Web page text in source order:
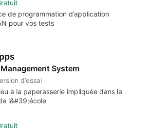
de programmation d’application
pour vos tests
System
d’essai
à la paperasserie impliquée dans la
l&#39;école